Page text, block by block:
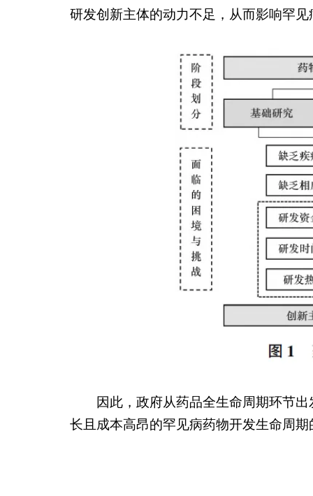
研发创新主体的动力不足，从而影响罕
因此，政府从药品全生命周期环节
长且成本高昂的罕见病药物开发生命周